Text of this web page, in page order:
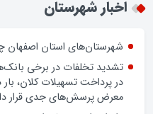
زن اگر خوب باشه یه زندگی حالش
اخبار شهرستان
شهرستان‌های استان اصفهان